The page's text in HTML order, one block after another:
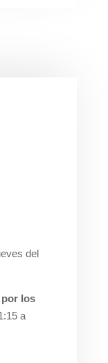
del
los
a